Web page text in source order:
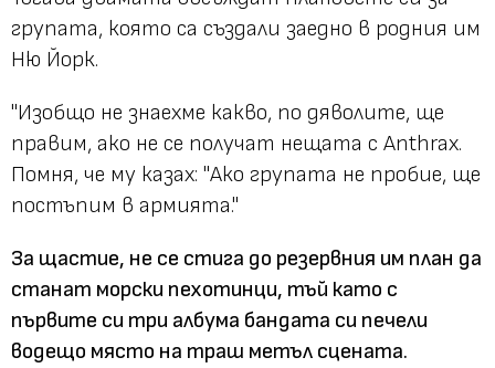
групата, която са създали заедно в родния им
Ню Йорк.
"Изобщо не знаехме какво, по дяволите, ще
правим, ако не се получат нещата с Anthrax.
Помня, че му казах: "Ако групата не пробие, ще
постъпим в армията."
За щастие, не се стига до резервния им план да
станат морски пехотинци, тъй като с
първите си три албума бандата си печели
водещо място на траш метъл сцената.